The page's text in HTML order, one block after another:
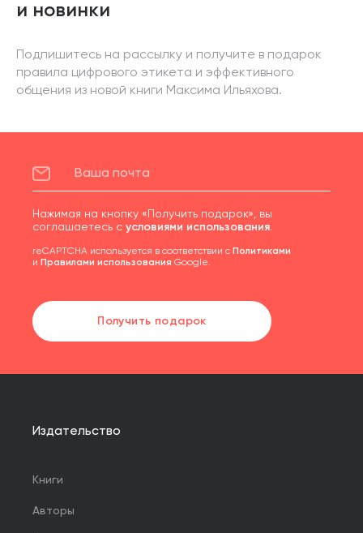
и новинки
Подпишитесь на рассылку и получите в подарок
правила цифрового этикета и эффективного
общения из новой книги Максима Ильяхова.
Нажимая на кнопку «Получить подарок», вы
соглашаетесь с условиями использования.
reCAPTCHA используется в соответствии с Политиками
и Правилами использования Google.
Получить подарок
Издательство
Книги
Авторы